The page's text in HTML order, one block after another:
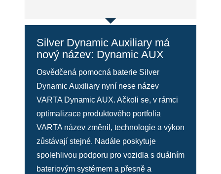
Silver Dynamic Auxiliary má
nový název: Dynamic AUX
Osvědčená pomocná baterie Silver
Dynamic Auxiliary nyní nese název
VARTA Dynamic AUX. Ačkoli se, v rámci
optimalizace produktového portfolia
VARTA název změnil, technologie a výkon
zůstávají stejné. Nadále poskytuje
spolehlivou podporu pro vozidla s duálním
bateriovým systémem a přesně a